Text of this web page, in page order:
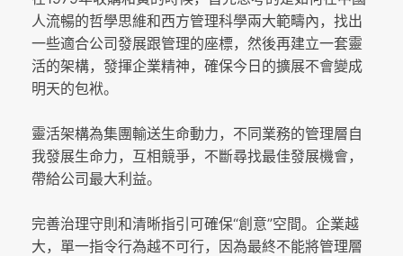
人流暢的哲學思維和西方管理科學兩大範疇內，找出
一些適合公司發展跟管理的座標，然後再建立一套靈
活的架構，發揮企業精神，確保今日的擴展不會變成
明天的包袱。
靈活架構為集團輸送生命動力，不同業務的管理層自
我發展生命力，互相競爭，不斷尋找最佳發展機會，
帶給公司最大利益。
完善治理守則和清晰指引可確保“創意”空間。企業越
大，單一指令行為越不可行，因為最終不能將管理層